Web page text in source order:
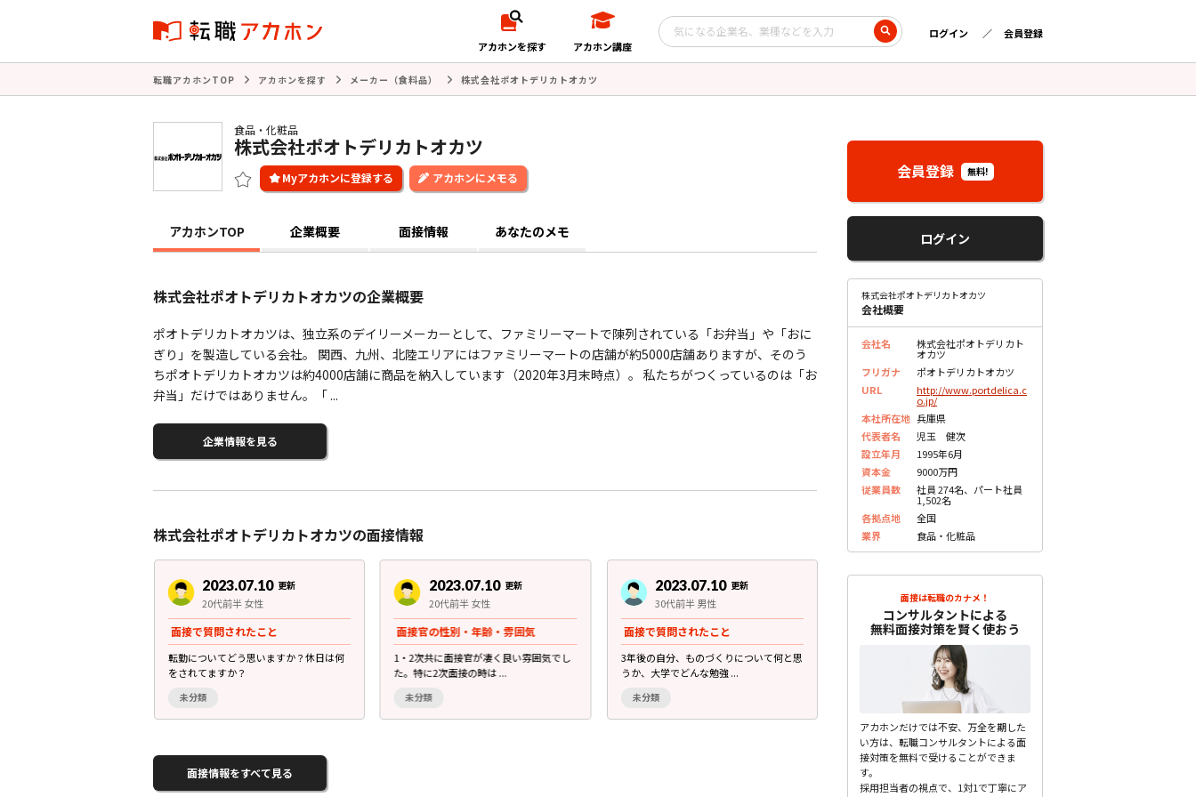
アカホンを探す アカホン講座
ログイン 会員登録
転職アカホンTOP アカホンを探す メーカー（食料品） 株式会社ポオトデリカトオカツ
食品・化粧品
株式会社ポオトデリカトオカツ
アカホンにメモる
アカホンTOP 企業概要 面接情報 あなたのメモ
株式会社ポオトデリカトオカツの企業概要
ポオトデリカトオカツは、独立系のデイリーメーカーとして、ファミリーマートで陳列されている「お弁当」や「おに
ぎり」を製造している会社。 関西、九州、北陸エリアにはファミリーマートの店舗が約5000店舗ありますが、そのう
ちポオトデリカトオカツは約4000店舗に商品を納入しています（2020年3月末時点）。 私たちがつくっているのは「お
弁当」だけではありません。「 ...
企業情報を見る
株式会社ポオトデリカトオカツの面接情報
2023.07.10 更新
20代前半 女性
面接で質問されたこと
転勤についてどう思いますか？休日は何
をされてますか？
未分類
2023.07.10 更新
20代前半 女性
面接官の性別・年齢・雰囲気
1・2次共に面接官が凄く良い雰囲気でし
た。特に2次面接の時は ...
未分類
2023.07.10 更新
30代前半 男性
面接で質問されたこと
3年後の自分、ものづくりについて何と思
うか、大学でどんな勉強 ...
未分類
30代前半 男性
面接で質問されたこと
多くのパートさんを指示する立場になる
が大丈夫か？ 大学時代何 ...
面接情報をすべて見る
会員登録 無料!
ログイン
株式会社ポオトデリカトオカツ
会社概要
会社名 株式会社ポオトデリカト
オカツ
フリガナ
ポオトデリカトオカツ
URL
http://www.portdelica.c
o.jp/
本社所在地 兵庫県
代表者名
児玉 健次
設立年月
1995年6月
資本金
9000万円
従業員数
社員 274名、パート社員
1,502名
各拠点地
全国
業界
食品・化粧品
面接は転職のカナメ！
コンサルタントによる
無料面接対策を賢く使おう
アカホンだけでは不安、万全を期した
い方は、転職コンサルタントによる面
接対策を無料で受けることができま
す。
採用担当者の視点で、1対1で丁寧にア